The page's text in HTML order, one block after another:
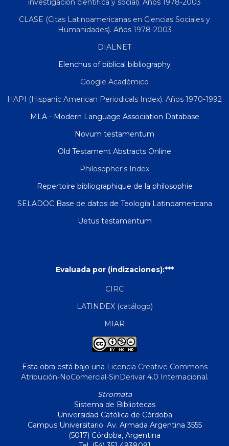
investigación científica y social). Años 1978-2003
CLASE (Citas Latinoamericanas en Ciencias Sociales y
Humanidades). Años 1978-2003
DIALNET
Elenchus of biblical bibliography
Google Académico
HAPI (Hispanic American Periodicals Index). Años 1970-1992
MLA - Modern Language Association Database
Novum testamentum
Old Testament Abstracts Online
Philosopher's Index
Repertoire bibliographique de la philosophie
SELADOC Base de datos de Teología Latinoamericana
Uetus testamentum
Evaluada por (indizaciones):***
CIRC
LATINDEX (catálogo)
MIAR
Esta obra está bajo una Licencia Creative Commons
Atribución-NoComercial-SinDerivar 4.0 Internacional.
Stromata
Sistema de Bibliotecas
Universidad Católica de Córdoba
Campus Universitario. Av. Armada Argentina 3555
(5017) Córdoba, Argentina